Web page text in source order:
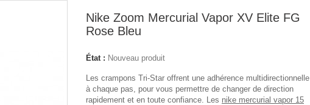
Nike Zoom Mercurial Vapor XV Elite FG
Rose Bleu
État : Nouveau produit
Les crampons Tri-Star offrent une adhérence multidirectionnelle
à chaque pas, pour vous permettre de changer de direction
rapidement et en toute confiance. Les nike mercurial vapor 15